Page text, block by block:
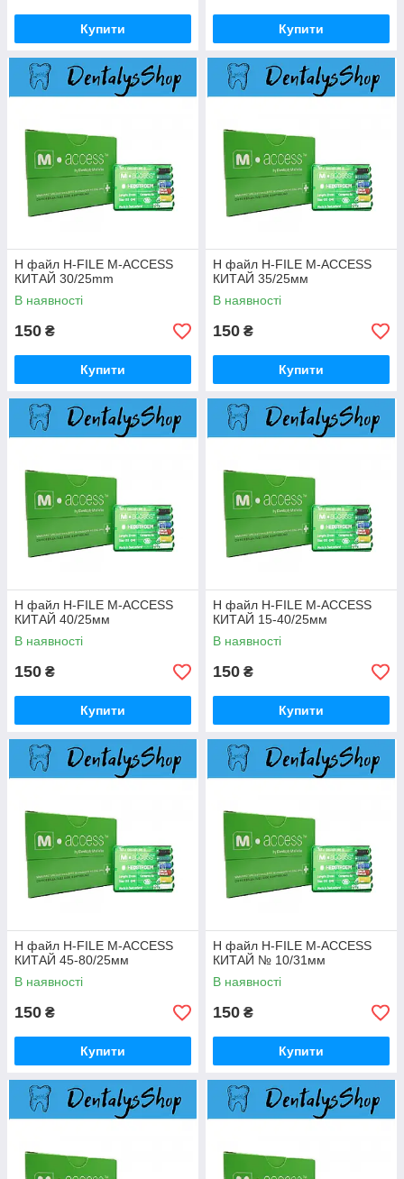
Купити Купити
H файл H-FILE M-ACCESS
КИТАЙ 30/25mm
В наявності
150 ₴
Купити
H файл H-FILE M-ACCESS
КИТАЙ 35/25мм
В наявності
150 ₴
Купити
H файл H-FILE M-ACCESS
КИТАЙ 40/25мм
В наявності
150 ₴
Купити
H файл H-FILE M-ACCESS
КИТАЙ 15-40/25мм
В наявності
150 ₴
Купити
H файл H-FILE M-ACCESS
КИТАЙ 45-80/25мм
В наявності
150 ₴
Купити
H файл H-FILE M-ACCESS
КИТАЙ № 10/31мм
В наявності
150 ₴
Купити